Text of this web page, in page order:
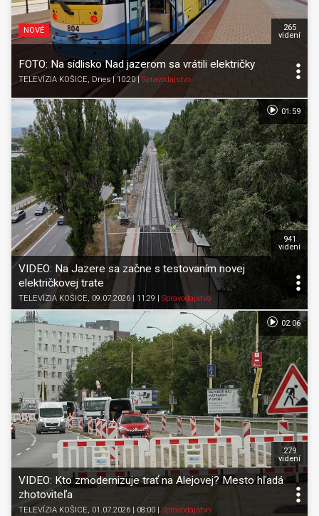
NOVÉ
FOTO: Na sídlisko Nad jazerom sa vrátili električky
TELEVÍZIA KOŠICE, Dnes | 10:20| Spravodajstvo
265
videní
VIDEO: Na Jazere sa začne s testovaním novej
električkovej trate
TELEVÍZIA KOŠICE, 09.07.2026 | 11:29 Spravodajstvo
941
videní
01:59
VIDEO: Kto zmodernizuje trať na Alejovej? Mesto hľadá
zhotoviteľa
TELEVÍZIA KOŠICE, 01.07.2026 | 08:00 Spravodajstvo
279
videní
02:06